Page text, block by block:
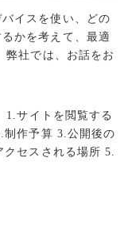
イスを使い、どの
かを考えて、最適
弊社では、お話をお
1.サイトを閲覧する
制作予算 3.公開後の
クセスされる場所 5.